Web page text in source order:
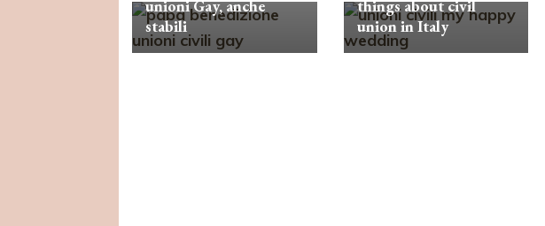
unioni Gay, anche
stabili
things about civil
union in Italy